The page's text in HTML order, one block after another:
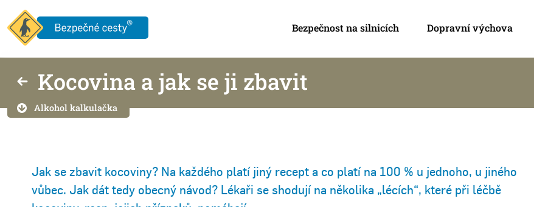
Bezpečnost na silnicích Dopravní výchova
Kocovina a jak se ji zbavit
Alkohol kalkulačka
Jak se zbavit kocoviny? Na každého platí jiný recept a co platí na 100 % u jednoho, u jiného
vůbec. Jak dát tedy obecný návod? Lékaři se shodují na několika „lécích“, které při léčbě